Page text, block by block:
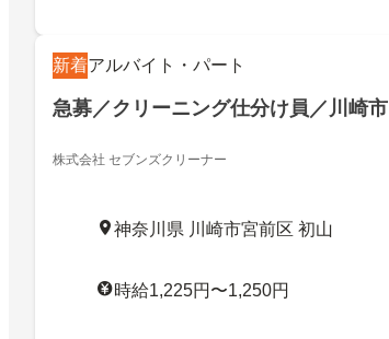
新着アルバイト・パート
急募／クリーニング仕分け員／川崎市
株式会社 セブンズクリーナー
神奈川県 川崎市宮前区 初山
時給1,225円〜1,250円